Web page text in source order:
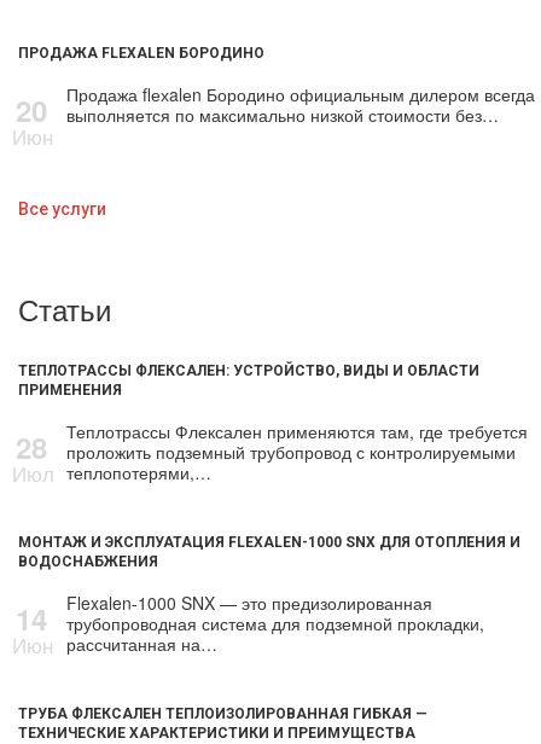
ПРОДАЖА FLEXALEN БОРОДИНО
20
Июн
Продажа flехalеn Бородино официальным дилером всегда
выполняется по максимально низкой стоимости без…
Все услуги
Статьи
ТЕПЛОТРАССЫ ФЛЕКСАЛЕН: УСТРОЙСТВО, ВИДЫ И ОБЛАСТИ
ПРИМЕНЕНИЯ
28
Июл
Теплотрассы Флексален применяются там, где требуется
проложить подземный трубопровод с контролируемыми
теплопотерями,…
МОНТАЖ И ЭКСПЛУАТАЦИЯ FLEXALEN-1000 SNX ДЛЯ ОТОПЛЕНИЯ И
ВОДОСНАБЖЕНИЯ
14
Июн
Flexalen-1000 SNX — это предизолированная
трубопроводная система для подземной прокладки,
рассчитанная на…
ТРУБА ФЛЕКСАЛЕН ТЕПЛОИЗОЛИРОВАННАЯ ГИБКАЯ —
ТЕХНИЧЕСКИЕ ХАРАКТЕРИСТИКИ И ПРЕИМУЩЕСТВА